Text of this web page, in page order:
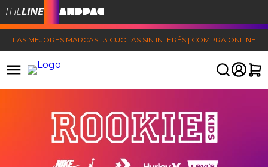
LAS MEJORES MARCAS | 3 CUOTAS SIN INTERÉS | COMPRA ONLINE